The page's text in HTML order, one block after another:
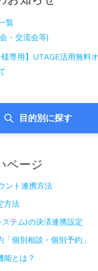
覧
・交流会等)
様専用】UTAGE活用無料
目的別に探す
ページ
ント連携方法
方法
テム)の決済連携設定
個別相談・個別予約」
能とは？